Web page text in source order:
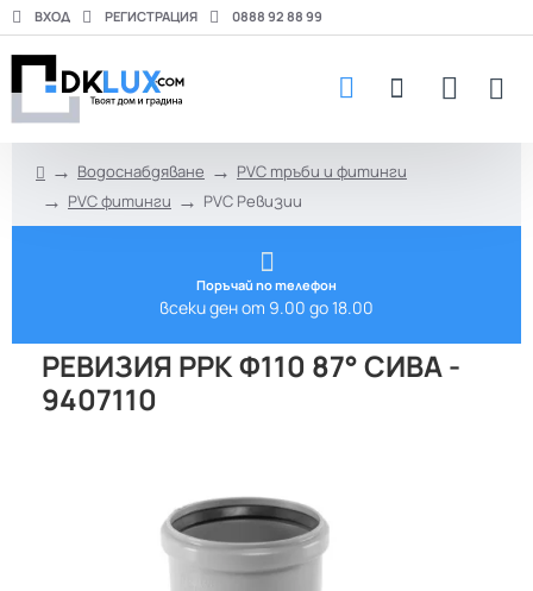
ВХОД РЕГИСТРАЦИЯ 0888 92 88 99
Водоснабдяване
PVC тръби и фитинги
PVC фитинги
PVC Ревизии
Поръчай по телефон
всеки ден от 9.00 до 18.00
РЕВИЗИЯ PPK Ф110 87° СИВА -
9407110